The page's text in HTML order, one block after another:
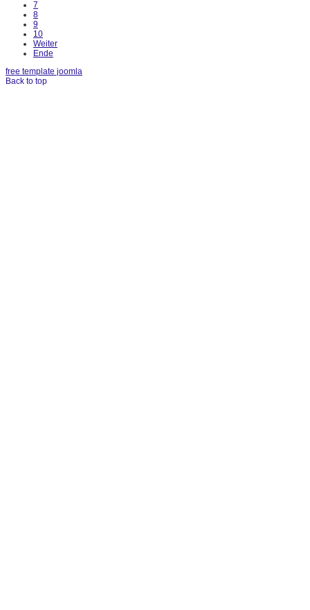
7
8
9
10
Weiter
Ende
free template joomla
Back to top